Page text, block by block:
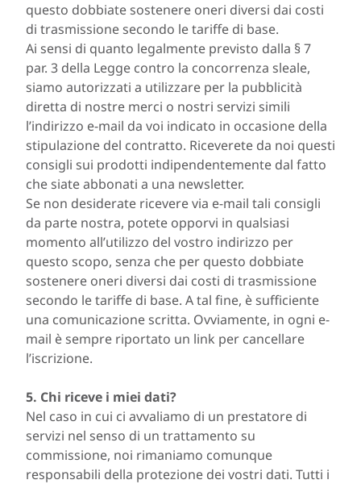
questo dobbiate sostenere oneri diversi dai costi
di trasmissione secondo le tariffe di base.
Ai sensi di quanto legalmente previsto dalla § 7
par. 3 della Legge contro la concorrenza sleale,
siamo autorizzati a utilizzare per la pubblicità
diretta di nostre merci o nostri servizi simili
l’indirizzo e-mail da voi indicato in occasione della
stipulazione del contratto. Riceverete da noi questi
consigli sui prodotti indipendentemente dal fatto
che siate abbonati a una newsletter.
Se non desiderate ricevere via e-mail tali consigli
da parte nostra, potete opporvi in qualsiasi
momento all’utilizzo del vostro indirizzo per
questo scopo, senza che per questo dobbiate
sostenere oneri diversi dai costi di trasmissione
secondo le tariffe di base. A tal fine, è sufficiente
una comunicazione scritta. Ovviamente, in ogni e-
mail è sempre riportato un link per cancellare
l’iscrizione.
5. Chi riceve i miei dati?
Nel caso in cui ci avvaliamo di un prestatore di
servizi nel senso di un trattamento su
commissione, noi rimaniamo comunque
responsabili della protezione dei vostri dati. Tutti i